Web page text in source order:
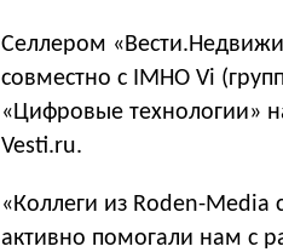
Селлером
совместно с IMHO Vi
«Цифровые технологии»
Vesti.ru.
«Коллеги из Roden-Media
активно помогали нам с